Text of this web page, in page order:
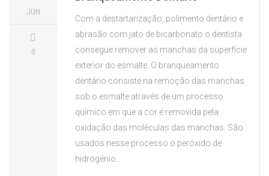
JUN
0
Com a destartarização, polimento dentário e
abrasão com jato de bicarbonato o dentista
consegue remover as manchas da superfície
exterior do esmalte. O branqueamento
dentário consiste na remoção das manchas
sob o esmalte através de um processo
químico em que a cor é removida pela
oxidação das moléculas das manchas. São
usados nesse processo o peróxido de
hidrogénio…